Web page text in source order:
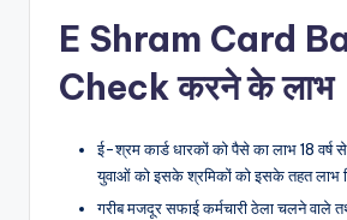
E Shram Card
Check करने के लाभ
ई-श्रम कार्ड धारकों को पैसे का लाभ 18 वर्ष
युवाओं को इसके श्रमिकों को इसके तहत लाभ
गरीब मजदूर सफाई कर्मचारी ठेला चलने वाले